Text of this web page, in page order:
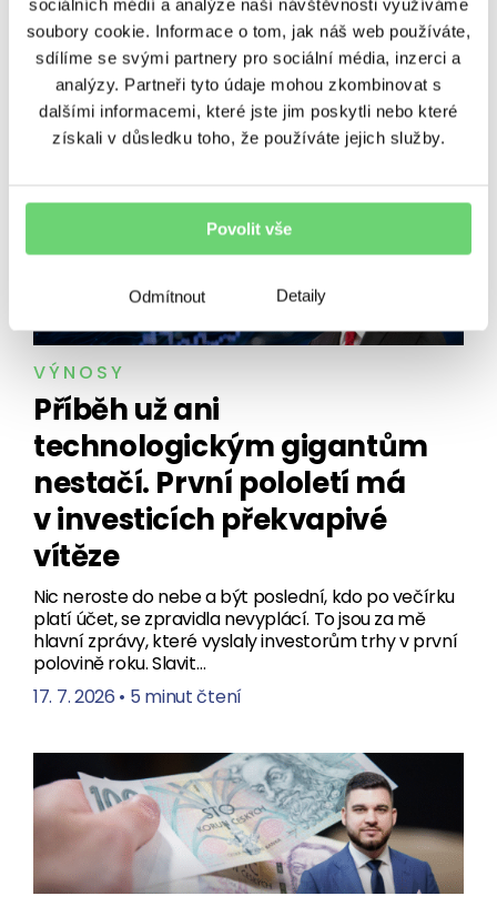
Detaily
sociálních médií a analýze naší návštěvnosti využíváme
soubory cookie. Informace o tom, jak náš web používáte,
sdílíme se svými partnery pro sociální média, inzerci a
analýzy. Partneři tyto údaje mohou zkombinovat s
dalšími informacemi, které jste jim poskytli nebo které
získali v důsledku toho, že používáte jejich služby.
Povolit vše
Odmítnout
Sbírám Pokémon karty. A právě proto vám řeknu,
proč do nich teď neinvestovat. Pikachu, Charizard
nebo třeba Bulbasaur už 30 let baví děti i dospělé
po celém světě. Jenže tyhle…
27. 7. 2026 •6 minut čtení
VÝNOSY
Příběh už ani
technologickým gigantům
nestačí. První pololetí má
v investicích překvapivé
vítěze
Nic neroste do nebe a být poslední, kdo po večírku
platí účet, se zpravidla nevyplácí. To jsou za mě
hlavní zprávy, které vyslaly investorům trhy v první
polovině roku. Slavit…
17. 7. 2026 • 5 minut čtení